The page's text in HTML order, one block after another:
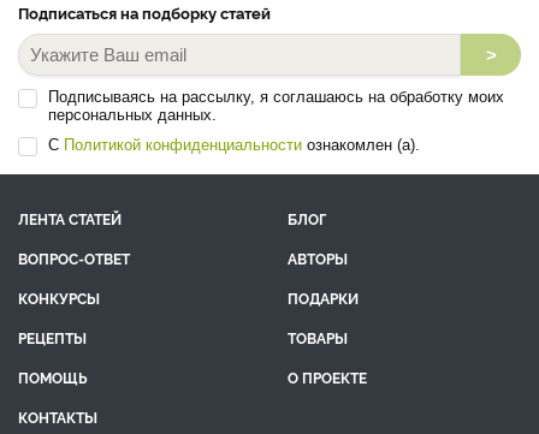
Подписаться на подборку статей
>
Подписываясь на рассылку, я соглашаюсь на обработку моих
персональных данных.
С Политикой конфиденциальности ознакомлен (а).
ЛЕНТА СТАТЕЙ
БЛОГ
ВОПРОС-ОТВЕТ
АВТОРЫ
КОНКУРСЫ
ПОДАРКИ
РЕЦЕПТЫ
ТОВАРЫ
ПОМОЩЬ
О ПРОЕКТЕ
КОНТАКТЫ